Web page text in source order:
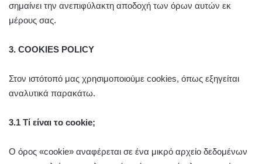
σημαίνει την ανεπιφύλακτη αποδοχή των όρων αυτών εκ
μέρους σας.
3. COOKIES POLICY
Στον ιστότοπό μας χρησιμοποιούμε cookies, όπως εξηγείται
αναλυτικά παρακάτω.
3.1 Τί είναι το cookie;
Ο όρος «cookie» αναφέρεται σε ένα μικρό αρχείο δεδομένων